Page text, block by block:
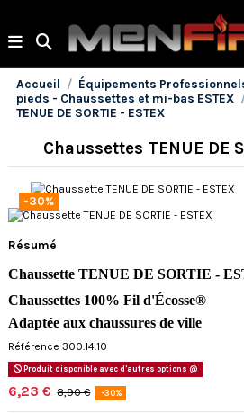
Accueil Équipements
pieds - Chaussettes et mi-bas ESTEX
TENUE DE SORTIE - ESTEX
Résumé
Chaussette TENUE DE SORTIE -
Chaussettes 100% Fil d'Écosse®
Adaptée aux chaussures de ville
Chaussettes TENUE DE
-30%
Référence 300.14.10
Produit disponible avec d'autres options @
6,23 € 8,90 € -30%